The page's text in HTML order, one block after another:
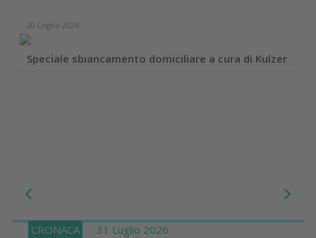
20 Luglio 2026
Speciale sbiancamento domiciliare a cura di Kulzer
CRONACA 31 Luglio 2026